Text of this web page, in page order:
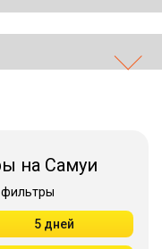
на Самуи
фильтры
5 дней